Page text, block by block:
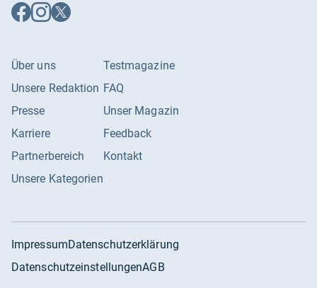
Auf
Facebook
Auf
Instagram
Auf
X
Über uns
Unsere Redaktion
Presse
Karriere
Partnerbereich
Unsere Kategorien
Testmagazine
FAQ
Unser Magazin
Feedback
Kontakt
ImpressumDatenschutzerklärung
DatenschutzeinstellungenAGB